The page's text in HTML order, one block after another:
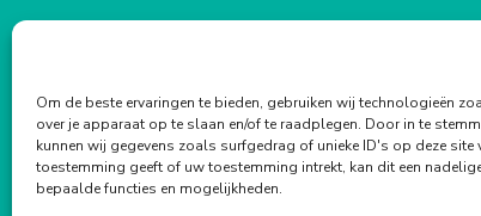
Om de beste ervaringen te bieden, gebruiken wij technologieën
over je apparaat op te slaan en/of te raadplegen. Door in te
kunnen wij gegevens zoals surfgedrag of unieke ID's op deze site
toestemming geeft of uw toestemming intrekt, kan dit een
bepaalde functies en mogelijkheden.